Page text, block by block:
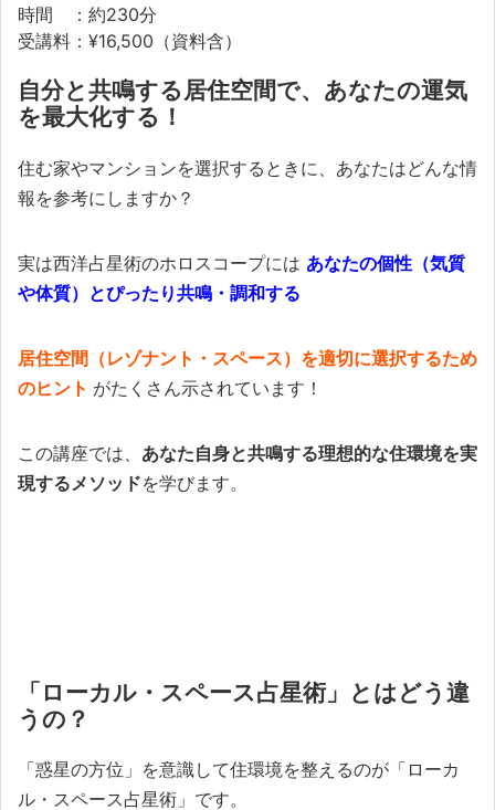
時間 ：約230分
受講料：¥16,500（資料含）
自分と共鳴する居住空間で、あなたの運気
を最大化する！
住む家やマンションを選択するときに、あなたはどんな情
報を参考にしますか？
実は西洋占星術のホロスコープには あなたの個性（気質
や体質）とぴったり共鳴・調和する
居住空間（レゾナント・スペース）を適切に選択するため
のヒント がたくさん示されています！
この講座では、 あなた自身と共鳴する理想的な住環境を実
現するメソッドを学びます。
「ローカル・スペース占星術」とはどう違
うの？
「惑星の方位」を意識して住環境を整えるのが「ローカ
ル・スペース占星術」です。